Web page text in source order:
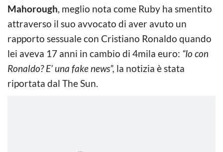
Mahorough, meglio nota come Ruby ha smentito
attraverso il suo avvocato di aver avuto un
rapporto sessuale con Cristiano Ronaldo quando
lei aveva 17 anni in cambio di 4mila euro: “Io con
Ronaldo? E’ una fake news”, la notizia è stata
riportata dal The Sun.